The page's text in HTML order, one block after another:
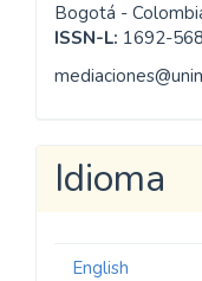
Bogotá -
ISSN-L: 1692-
Idioma
English